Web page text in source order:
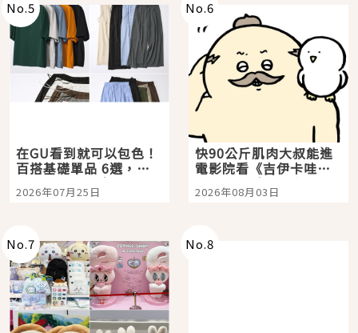
No.5
在GU看到就可以包色！
百搭基礎單品 6選，閉
眼全收也不心疼
2026年07月25日
No.6
快90公斤肌肉大叔能進
電影院看《吉伊卡哇》
嗎？日本重金屬樂團
「打首」會長與nagano
2026年08月03日
No.7 No.8